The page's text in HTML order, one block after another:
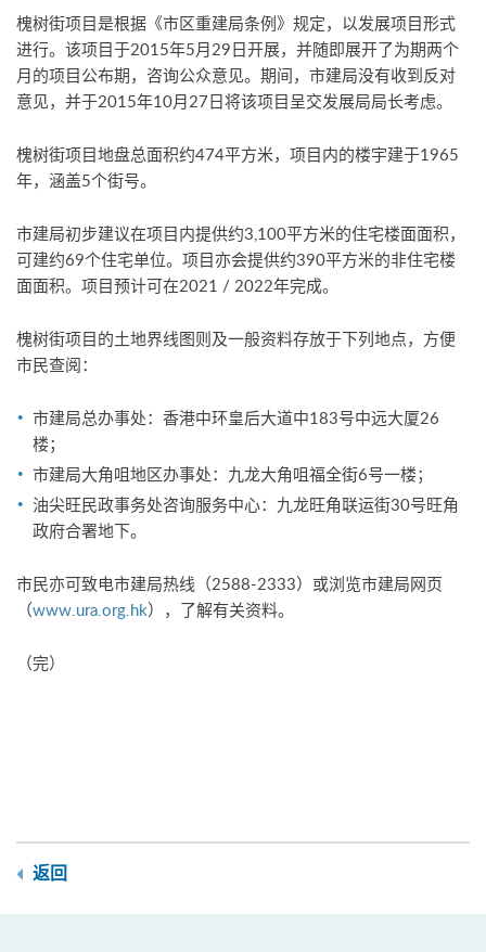
槐树街项目是根据《市区重建局条例》规定，以发展项目形式
进行。该项目于2015年5月29日开展，并随即展开了为期两个
月的项目公布期，咨询公众意见。期间，市建局没有收到反对
意见，并于2015年10月27日将该项目呈交发展局局长考虑。
槐树街项目地盘总面积约474平方米，项目内的楼宇建于1965
年，涵盖5个街号。
市建局初步建议在项目内提供约3,100平方米的住宅楼面面积，
可建约69个住宅单位。项目亦会提供约390平方米的非住宅楼
面面积。项目预计可在2021 / 2022年完成。
槐树街项目的土地界线图则及一般资料存放于下列地点，方便
市民查阅：
市建局总办事处：香港中环皇后大道中183号中远大厦26
楼；
市建局大角咀地区办事处：九龙大角咀福全街6号一楼；
油尖旺民政事务处咨询服务中心：九龙旺角联运街30号旺角
政府合署地下。
市民亦可致电市建局热线（2588-2333）或浏览市建局网页
（www.ura.org.hk），了解有关资料。
（完）
返回